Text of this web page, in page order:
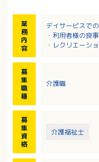
業
務
内
容
デイサービスで
・利用者様の食
・レクリエーシ
募
集
職
種
介護職
募
集
資
格
介護福祉士